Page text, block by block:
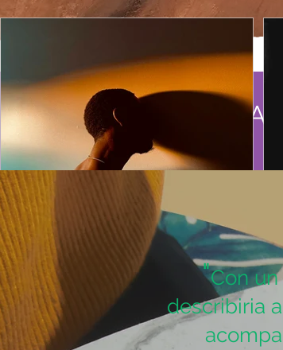
> Consulta Costos y
Depresión en Varones
"Con
describiria